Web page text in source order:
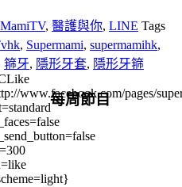
MamiTV, 醫護與你, LINE Tags
, Supermami, supermamihk,
箍牙, 隱形牙套, 隱形牙箍
www.facebook.com/pages/
每周節目